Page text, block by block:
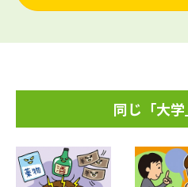
同じ「大